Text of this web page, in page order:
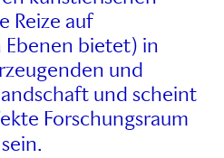
Reize auf
Ebenen bietet) in
und
und scheint
Forschungsraum